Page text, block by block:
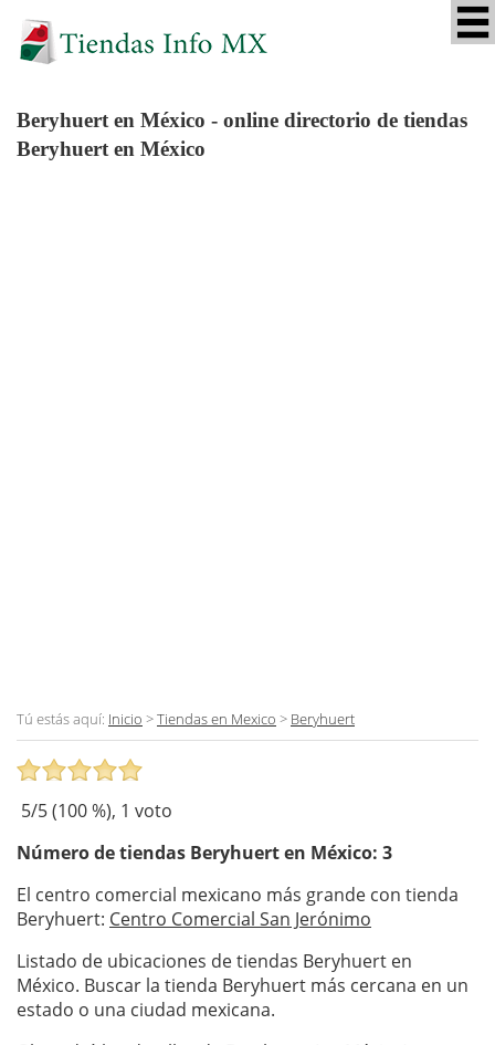
Beryhuert en México - online directorio de tiendas
Beryhuert en México
Tú estás aquí: Inicio >Tiendas en Mexico > Beryhuert
5/5 (100%), 1 voto
Número de tiendas Beryhuerten México: 3
El centro comercial mexicano más grande con tienda
Beryhuert: Centro Comercial San Jerónimo
Listado de ubicaciones de tiendas Beryhuert en
México. Buscar la tienda Beryhuert más cercana en un
estado o una ciudad mexicana.